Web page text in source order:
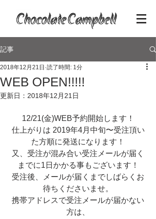
記事
WEB OPEN!!!!!
2018年12月21日 読了時間: 1分
更新日： 2018年12月21日
12/21(金)WEB予約開始します！
仕上がりは 2019年4月中旬〜受注頂い
た方順に発送になります！
又、受注が混み合い受注メールが届く
までに1日かかる事もございます！
受注後、メールが届くまでしばらくお
待ちくださいませ。
携帯アドレスで受注メールが届かない
方は、